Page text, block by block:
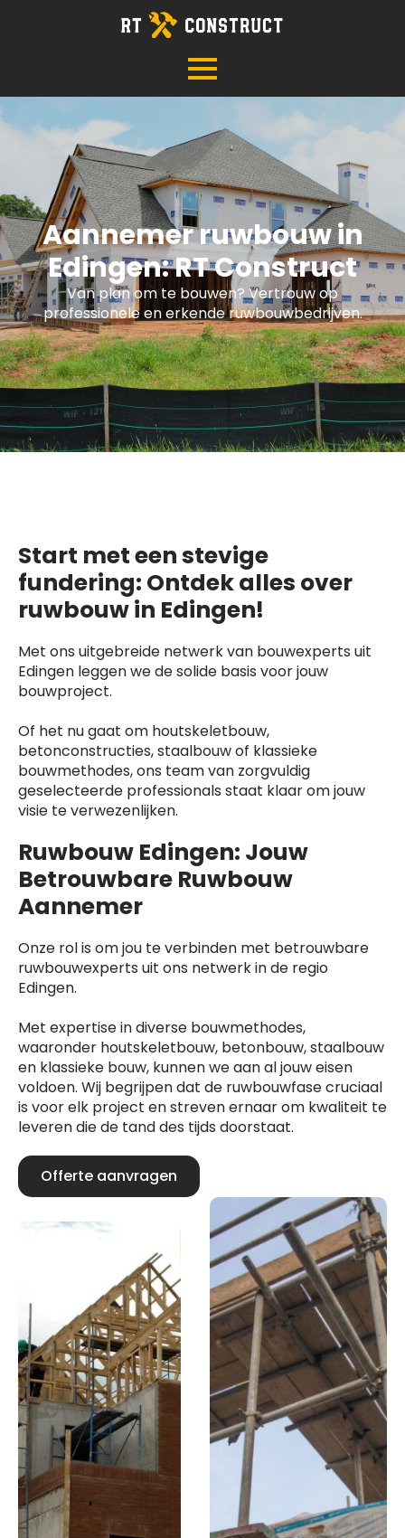
Aannemer ruwbouw in
Edingen: RT Construct
Van plan om te bouwen? Vertrouw op
professionele en erkende ruwbouwbedrijven.
Start met een stevige
fundering: Ontdek alles over
ruwbouw in Edingen!
Met ons uitgebreide netwerk van bouwexperts uit
Edingen leggen we de solide basis voor jouw
bouwproject.
Of het nu gaat om houtskeletbouw,
betonconstructies, staalbouw of klassieke
bouwmethodes, ons team van zorgvuldig
geselecteerde professionals staat klaar om jouw
visie te verwezenlijken.
Ruwbouw Edingen: Jouw
Betrouwbare Ruwbouw
Aannemer
Onze rol is om jou te verbinden met betrouwbare
ruwbouwexperts uit ons netwerk in de regio
Edingen.
Met expertise in diverse bouwmethodes,
waaronder houtskeletbouw, betonbouw, staalbouw
en klassieke bouw, kunnen we aan al jouw eisen
voldoen. Wij begrijpen dat de ruwbouwfase cruciaal
is voor elk project en streven ernaar om kwaliteit te
leveren die de tand des tijds doorstaat.
Offerte aanvragen